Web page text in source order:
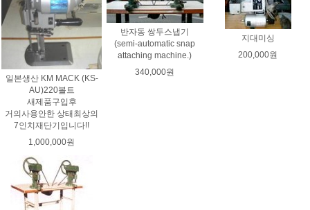
일본생산 KM MACK (KS-
AU)220볼트
새제품구입후
거의사용안한 상태최상의
7인치재단기입니다!!
1,000,000원
반자동 쌍두스냅기
(semi-automatic snap
attaching machine.)
340,000원
지대미싱
200,000원